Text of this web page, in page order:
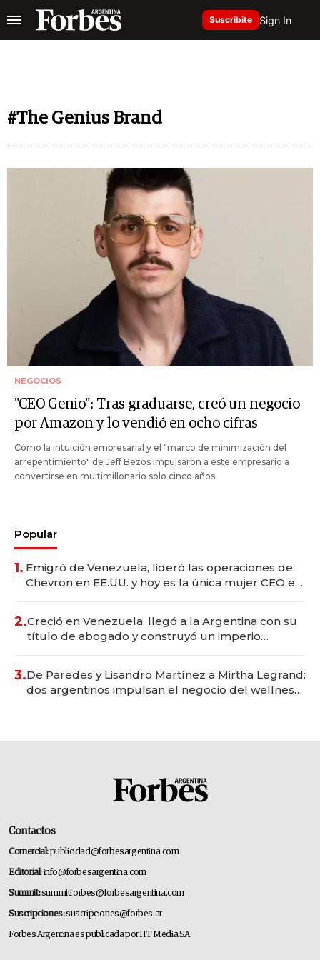
Suscribite Sign In
#The Genius Brand
NEGOCIOS
"CEO Genio": Tras graduarse, creó un negocio
por Amazon y lo vendió en ocho cifras
Cómo la intuición empresarial y el "marco de minimización del
arrepentimiento" de Jeff Bezos impulsaron a este empresario a
convertirse en multimillonario solo cinco años.
Popular
1. Emigró de Venezuela, lideró las operaciones de
Chevron en EE.UU. y hoy es la única mujer CEO en
2.Creció en Venezuela, llegó a la Argentina con su
título de abogado y construyó un imperio
3.De Paredes y Lisandro Martínez a Mirtha Legrand:
dos argentinos impulsan el negocio del wellness
Contactos
Comercial:publicidad@forbesargentina.com
Editorial:info@forbesargentina.com
Summit:summitforbes@forbesargentina.com
Suscripciones:suscripciones@forbes.ar
Forbes Argentina es publicada por HT Media SA.